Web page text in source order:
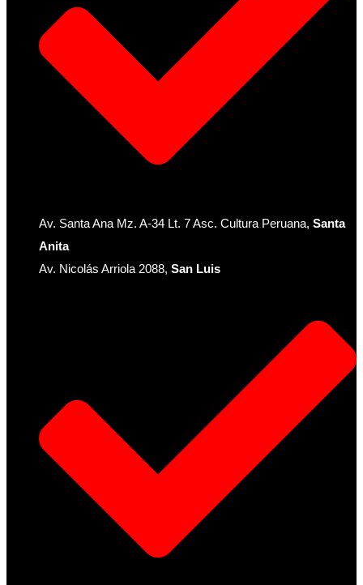
Av. Santa Ana Mz. A-34 Lt. 7 Asc. Cultura Peruana, Santa
Anita
Av. Nicolás Arriola 2088, San Luis